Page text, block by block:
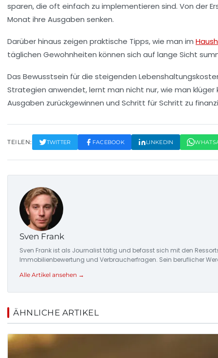
sparen, die oft einfach zu implementieren sind. Von der
Monat ihre Ausgaben senken.
Darüber hinaus zeigen praktische Tipps, wie man im
täglichen Gewohnheiten können sich auf lange Sicht
Das Bewusstsein für die steigenden
Strategien anwendet, lernt man nicht nur, wie man
Ausgaben zurückgewinnen und Schritt für Schritt zu
TEILEN: TWITTER FACEBOOK LINKEDIN
Sven Frank
Sven Frank ist als Journalist tätig und befasst sich mit den
Immobilienbewertung und Verbraucherfragen. Sein beruflicher
Alle Artikel ansehen →
ÄHNLICHE ARTIKEL